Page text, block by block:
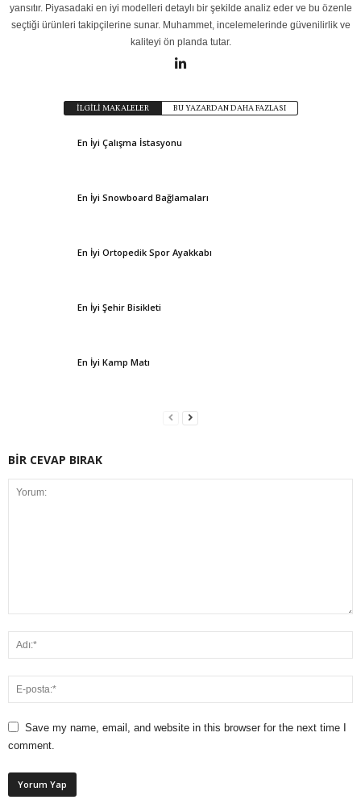
yansıtır. Piyasadaki en iyi modelleri detaylı bir şekilde analiz eder ve bu özenle
seçtiği ürünleri takipçilerine sunar. Muhammet, incelemelerinde güvenilirlik ve
kaliteyi ön planda tutar.
İLGİLİ MAKALELER BU YAZARDAN DAHA FAZLASI
En İyi Çalışma İstasyonu
En İyi Snowboard Bağlamaları
En İyi Ortopedik Spor Ayakkabı
En İyi Şehir Bisikleti
En İyi Kamp Matı
BİR CEVAP BIRAK
Save my name, email, and website in this browser for the next time I
comment.